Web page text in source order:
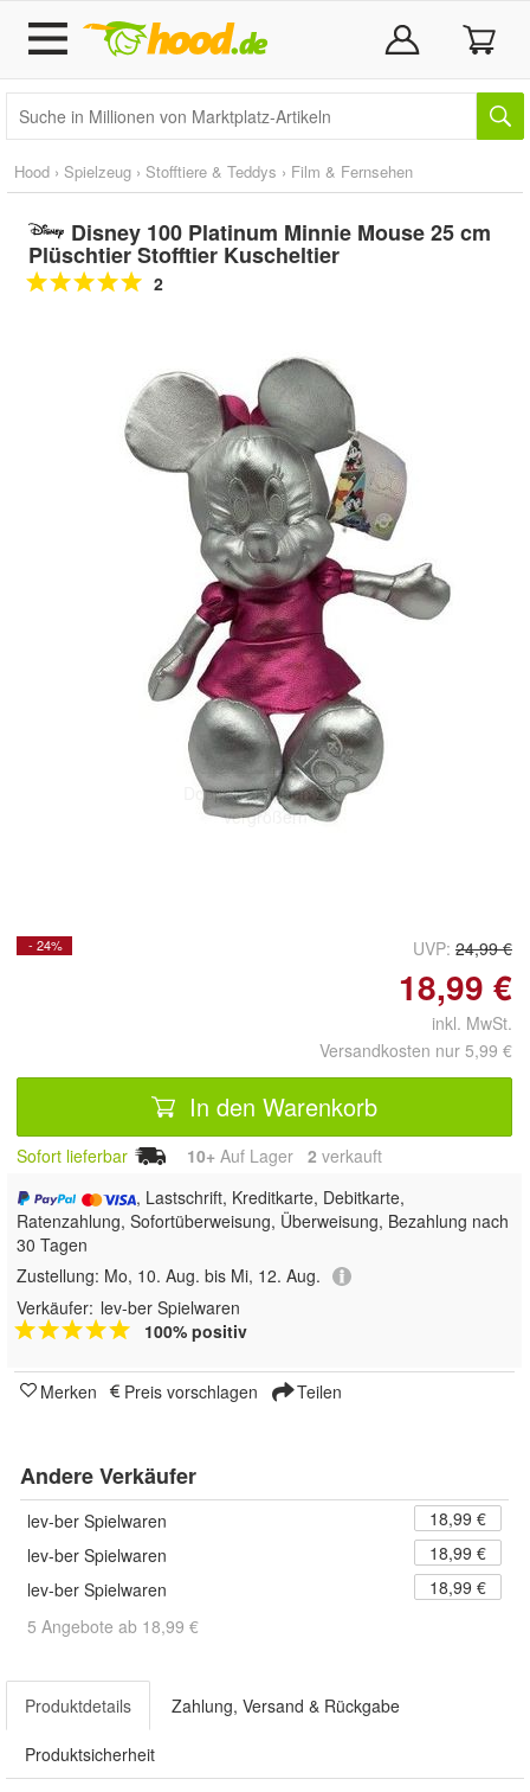
Hood › Spielzeug › Stofftiere & Teddys › Film & Fernsehen
Disney 100 Platinum Minnie Mouse 25 cm
Plüschtier Stofftier Kuscheltier
2
Doppelt antippen zum
vergrößern
- 24% UVP: 24,99 €
18,99 €
inkl. MwSt.
Versandkosten nur 5,99 €
In den Warenkorb
Sofort lieferbar 10+ Auf Lager 2 verkauft
, Lastschrift, Kreditkarte, Debitkarte,
Ratenzahlung, Sofortüberweisung, Überweisung, Bezahlung nach
30 Tagen
Zustellung: Mo, 10. Aug. bis Mi, 12. Aug.
Verkäufer: lev-ber Spielwaren
100% positiv
Merken Preis vorschlagen Teilen
Andere Verkäufer
lev-ber Spielwaren
18,99 €
lev-ber Spielwaren
18,99 €
lev-ber Spielwaren
18,99 €
5 Angebote ab 18,99 €
Produktdetails Zahlung, Versand & Rückgabe
Produktsicherheit